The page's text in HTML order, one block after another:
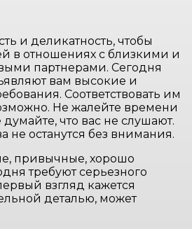
и деликатность, чтобы
в отношениях с близкими и
партнерами. Сегодня
вам высокие и
Соответствовать им
Не жалейте времени
что вас не слушают.
не останутся без внимания.
привычные, хорошо
требуют серьезного
взгляд кажется
деталью, может